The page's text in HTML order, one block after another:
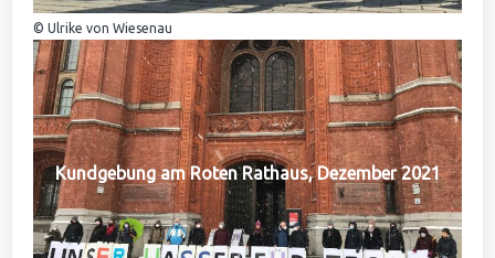
© Ulrike von Wiesenau
Kundgebung am Roten Rathaus, Dezember 2021